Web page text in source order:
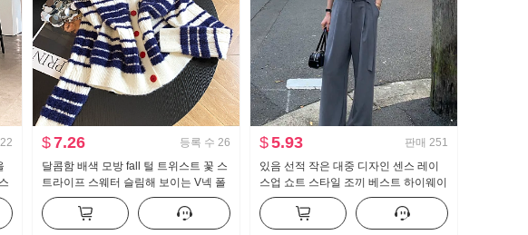
22
$7.26 등록 수 26
달콤함 배색 모방 fall 털 트위스트 꽃 스
트라이프 스웨터 슬림해 보이는 V넥 폴
로 칼라 레이스 니트 오픈 가디건
$5.93 판매 251
있음 선적 작은 대중 디자인 센스 레이
스업 쇼트 스타일 조끼 베스트 하이웨이
스트 도루 센스 넓은 다리 캐주얼 바지
세트